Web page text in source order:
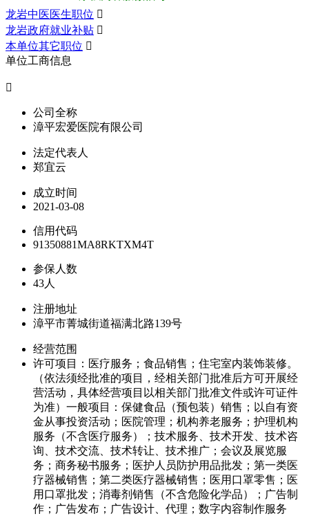
龙岩中医医生职位 
龙岩政府就业补贴 
本单位其它职位 
单位工商信息

公司全称
漳平宏爱医院有限公司
法定代表人
郑宜云
成立时间
2021-03-08
信用代码
91350881MA8RKTXM4T
参保人数
43人
注册地址
漳平市菁城街道福满北路139号
经营范围
许可项目：医疗服务；食品销售；住宅室内装饰装修。
（依法须经批准的项目，经相关部门批准后方可开展经
营活动，具体经营项目以相关部门批准文件或许可证件
为准）一般项目：保健食品（预包装）销售；以自有资
金从事投资活动；医院管理；机构养老服务；护理机构
服务（不含医疗服务）；技术服务、技术开发、技术咨
询、技术交流、技术转让、技术推广；会议及展览服
务；商务秘书服务；医护人员防护用品批发；第一类医
疗器械销售；第二类医疗器械销售；医用口罩零售；医
用口罩批发；消毒剂销售（不含危险化学品）；广告制
作；广告发布；广告设计、代理；数字内容制作服务